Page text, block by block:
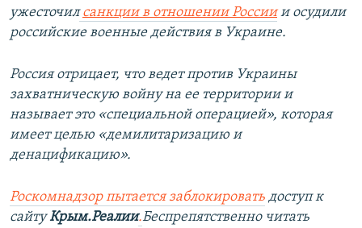
ужесточил санкции в отношении Россиии осудили
российские военные действия в Украине.
Россия отрицает, что ведет против Украины
захватническую войну на ее территории и
называет это «специальной операцией», которая
имеет целью «демилитаризацию и
денацификацию».
Роскомнадзор пытается заблокировать доступ к
сайтуКрым.Реалии.Беспрепятственно читать